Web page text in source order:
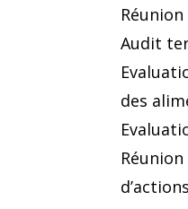
Audit
des